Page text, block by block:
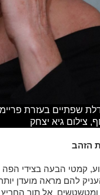
שפתיים בעזרת
צילום גיא יצחק
הזהב
קמטי הבעה בצידי
להם מראה מועדן
אל תוך החריץ